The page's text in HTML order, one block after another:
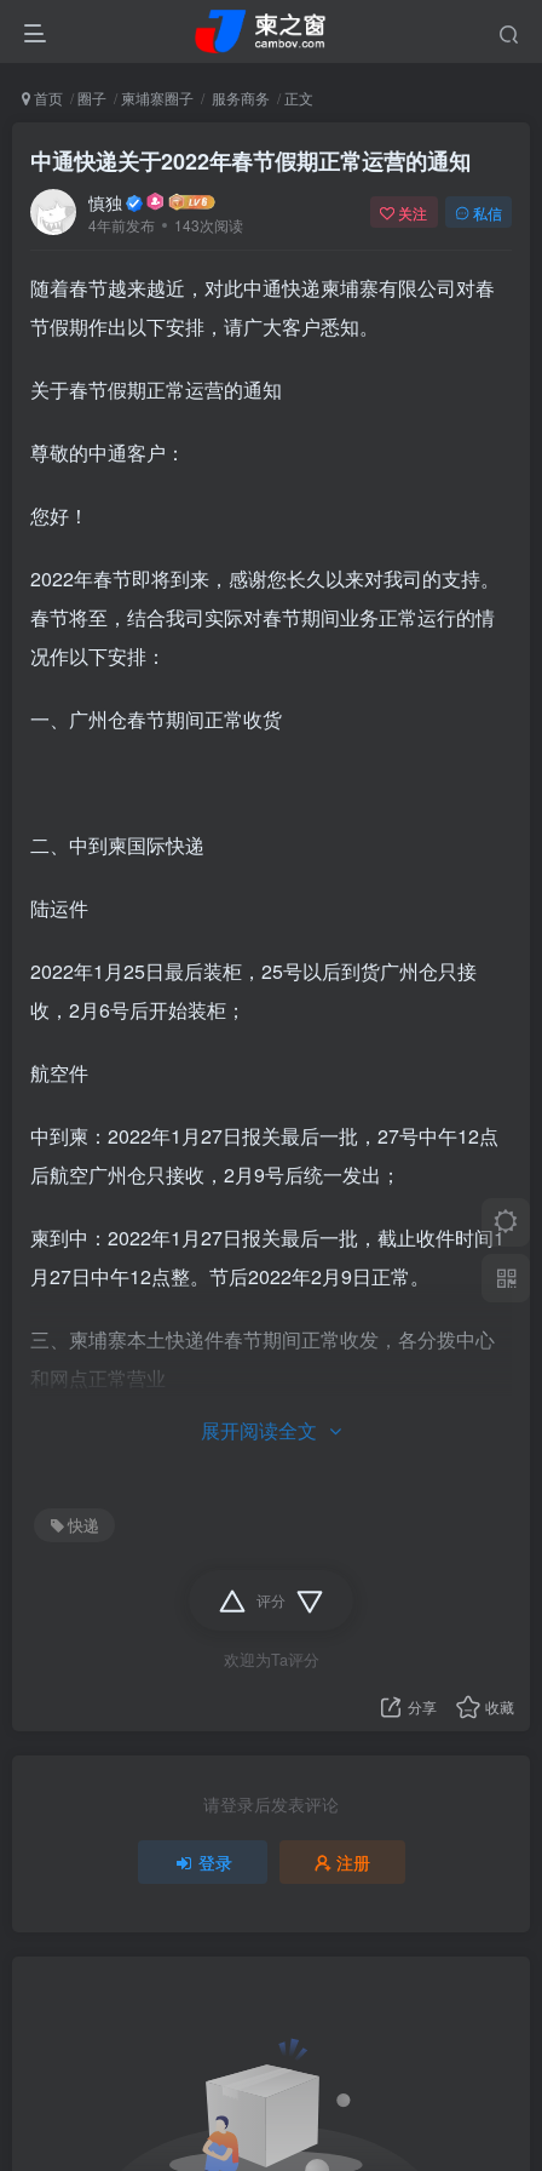
首页 圈子 柬埔寨圈子 服务商务 正文
中通快递关于2022年春节假期正常运营的通知
慎独
4年前发布 143次阅读
关注 私信
随着春节越来越近，对此中通快递柬埔寨有限公司对春
节假期作出以下安排，请广大客户悉知。
关于春节假期正常运营的通知
尊敬的中通客户：
您好！
2022年春节即将到来，感谢您长久以来对我司的支持。
春节将至，结合我司实际对春节期间业务正常运行的情
况作以下安排：
一、广州仓春节期间正常收货
二、中到柬国际快递
陆运件
2022年1月25日最后装柜，25号以后到货广州仓只接
收，2月6号后开始装柜；
航空件
中到柬：2022年1月27日报关最后一批，27号中午12点
后航空广州仓只接收，2月9号后统一发出；
柬到中：2022年1月27日报关最后一批，截止收件时间1
月27日中午12点整。节后2022年2月9日正常。
三、柬埔寨本土快递件春节期间正常收发，各分拨中心
和网点正常营业
以上通知，请各位尊敬的客户朋友知悉，以便提前备好
祝大家新春快乐，万事如意，阖家欢乐！
展开阅读全文
快递
评分
欢迎为Ta评分
分享 收藏
请登录后发表评论
登录 注册